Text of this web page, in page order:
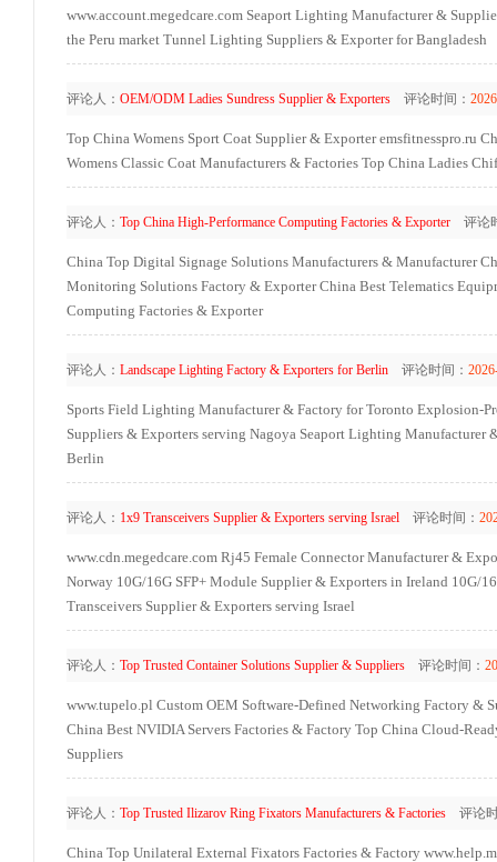
www.account.megedcare.com Seaport Lighting Manufacturer &
the Peru market Tunnel Lighting Suppliers & Exporter for Bangladesh
评论人： OEM/ODM Ladies Sundress Supplier & Exporters 评论时间：
Top China Womens Sport Coat Supplier & Exporter emsfitnesspro.ru
Womens Classic Coat Manufacturers & Factories Top China Ladies
评论人： Top China High-Performance Computing Factories & Exporter 评论
China Top Digital Signage Solutions Manufacturers & Manufacturer
Monitoring Solutions Factory & Exporter China Best Telematics
Computing Factories & Exporter
评论人： Landscape Lighting Factory & Exporters for Berlin 评论时间：
Sports Field Lighting Manufacturer & Factory for Toronto Explosion-
Suppliers & Exporters serving Nagoya Seaport Lighting Manufacturer
Berlin
评论人： 1x9 Transceivers Supplier & Exporters serving Israel 评论时间：
www.cdn.megedcare.com Rj45 Female Connector Manufacturer &
Norway 10G/16G SFP+ Module Supplier & Exporters in Ireland 10G/
Transceivers Supplier & Exporters serving Israel
评论人： Top Trusted Container Solutions Supplier & Suppliers 评论时间：
www.tupelo.pl Custom OEM Software-Defined Networking Factory &
China Best NVIDIA Servers Factories & Factory Top China Cloud-
Suppliers
评论人： Top Trusted Ilizarov Ring Fixators Manufacturers & Factories 评论
China Top Unilateral External Fixators Factories & Factory